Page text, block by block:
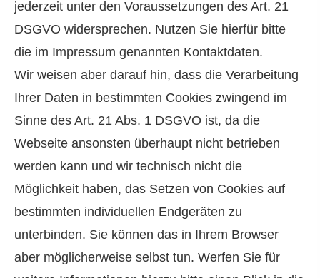
jederzeit unter den Voraussetzungen des Art. 21
DSGVO widersprechen. Nutzen Sie hierfür bitte
die im Impressum genannten Kontaktdaten.
Wir weisen aber darauf hin, dass die Verarbeitung
Ihrer Daten in bestimmten Cookies zwingend im
Sinne des Art. 21 Abs. 1 DSGVO ist, da die
Webseite ansonsten überhaupt nicht betrieben
werden kann und wir technisch nicht die
Möglichkeit haben, das Setzen von Cookies auf
bestimmten individuellen Endgeräten zu
unterbinden. Sie können das in Ihrem Browser
aber möglicherweise selbst tun. Werfen Sie für